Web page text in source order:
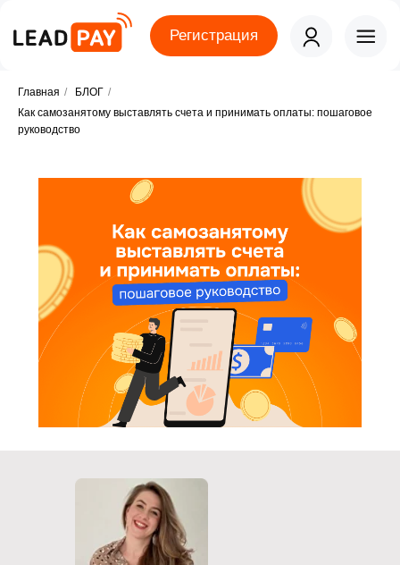
Регистрация
Главная / БЛОГ /
Как самозанятому выставлять счета и принимать оплаты: пошаговое
руководство